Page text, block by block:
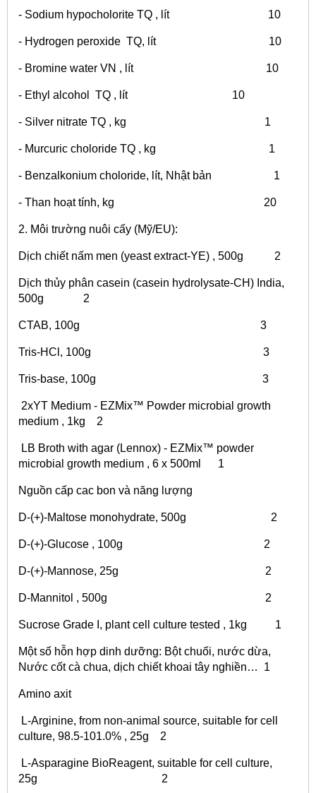
- Sodium hypocholorite TQ , lít 10
- Hydrogen peroxide TQ, lít 10
- Bromine water VN , lít 10
- Ethyl alcohol TQ , lít 10
- Silver nitrate TQ , kg 1
- Murcuric choloride TQ , kg 1
- Benzalkonium choloride, lít, Nhật bản 1
- Than hoạt tính, kg 20
2. Môi trường nuôi cấy (Mỹ/EU):
Dịch chiết nấm men (yeast extract-YE) , 500g 2
Dịch thủy phân casein (casein hydrolysate-CH) India,
500g 2
CTAB, 100g 3
Tris-HCl, 100g 3
Tris-base, 100g 3
2xYT Medium - EZMix™ Powder microbial growth
medium , 1kg 2
LB Broth with agar (Lennox) - EZMix™ powder
microbial growth medium , 6 x 500ml 1
Nguồn cấp cac bon và năng lượng
D-(+)-Maltose monohydrate, 500g 2
D-(+)-Glucose , 100g 2
D-(+)-Mannose, 25g 2
D-Mannitol , 500g 2
Sucrose Grade I, plant cell culture tested , 1kg 1
Một số hỗn hợp dinh dưỡng: Bột chuối, nước dừa,
Nước cốt cà chua, dịch chiết khoai tây nghiền… 1
Amino axit
L-Arginine, from non-animal source, suitable for cell
culture, 98.5-101.0% , 25g 2
L-Asparagine BioReagent, suitable for cell culture,
25g 2